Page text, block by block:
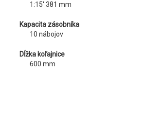
1:15′ 381 mm
Kapacita zásobníka
10 nábojov
Dĺžka koľajnice
600 mm